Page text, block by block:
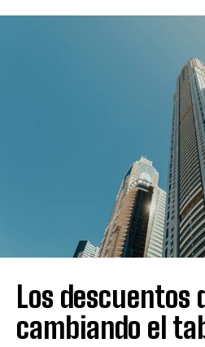
Los descuentos
cambiando el